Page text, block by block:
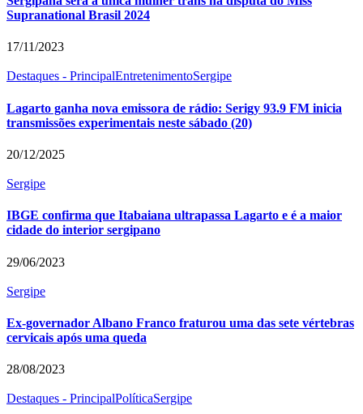
Supranational Brasil 2024
17/11/2023
Destaques - PrincipalEntretenimentoSergipe
Lagarto ganha nova emissora de rádio: Serigy 93.9 FM inicia
transmissões experimentais neste sábado (20)
20/12/2025
Sergipe
IBGE confirma que Itabaiana ultrapassa Lagarto e é a maior
cidade do interior sergipano
29/06/2023
Sergipe
Ex-governador Albano Franco fraturou uma das sete vértebras
cervicais após uma queda
28/08/2023
Destaques - PrincipalPolíticaSergipe